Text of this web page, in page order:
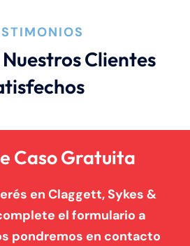
Nuestros Clientes
Caso Gratuita
en Claggett, Sykes &
el formulario a
pondremos en contacto